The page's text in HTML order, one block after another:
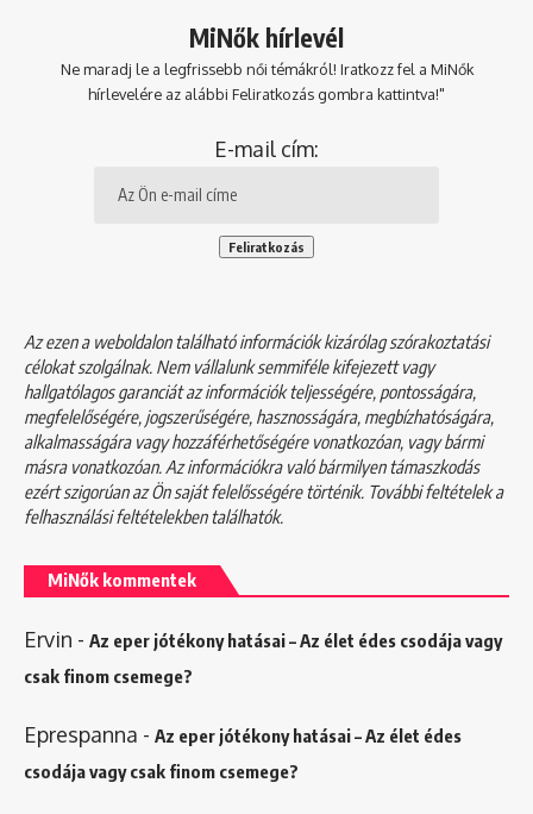
MiNők hírlevél
Ne maradj le a legfrissebb női témákról! Iratkozz fel a MiNők
hírlevelére az alábbi Feliratkozás gombra kattintva!"
E-mail cím:
Az ezen a weboldalon található információk kizárólag szórakoztatási
célokat szolgálnak. Nem vállalunk semmiféle kifejezett vagy
hallgatólagos garanciát az információk teljességére, pontosságára,
megfelelőségére, jogszerűségére, hasznosságára, megbízhatóságára,
alkalmasságára vagy hozzáférhetőségére vonatkozóan, vagy bármi
másra vonatkozóan. Az információkra való bármilyen támaszkodás
ezért szigorúan az Ön saját felelősségére történik. További feltételek a
felhasználási feltételekbentalálhatók.
MiNők kommentek
Ervin - Az eper jótékony hatásai – Az élet édes csodája vagy
csak finom csemege?
Eprespanna - Az eper jótékony hatásai – Az élet édes
csodája vagy csak finom csemege?